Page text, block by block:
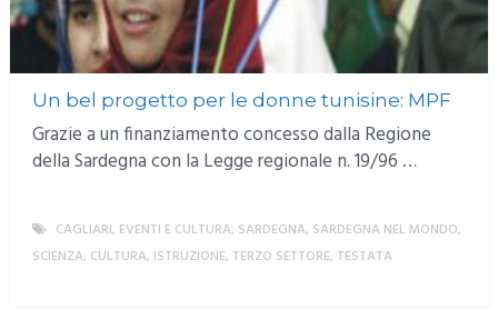
Un bel progetto per le donne tunisine: MPF
Grazie a un finanziamento concesso dalla Regione
della Sardegna con la Legge regionale n. 19/96 …
CAGLIARI, EVENTI E CULTURA, SARDEGNA, SARDEGNA NEL MONDO,
SCIENZA, CULTURA, ISTRUZIONE, TERZO SETTORE, TESTATA